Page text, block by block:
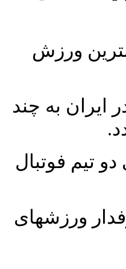
ورزش
به چند
دو تیم فوتبال
ورزش­های